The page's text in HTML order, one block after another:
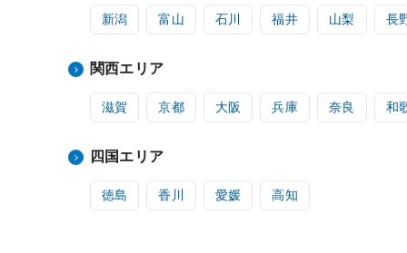
新潟 富山 石川 福井 山梨 長
関西エリア
滋賀 京都 大阪 兵庫 奈良 和
四国エリア
徳島 香川 愛媛 高知